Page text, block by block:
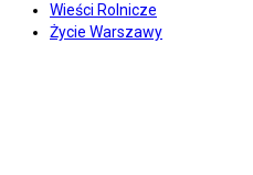
Wieści Rolnicze
Życie Warszawy